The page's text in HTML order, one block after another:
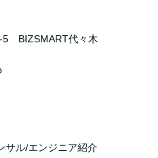
代々木
ジニア紹介